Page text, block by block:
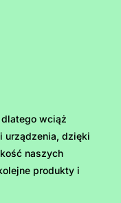
wciąż
urządzenia, dzięki
naszych
produkty i